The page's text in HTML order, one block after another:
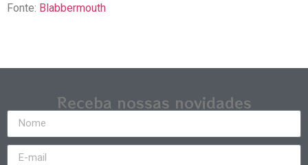
Fonte: Blabbermouth
Receba nossas novidades